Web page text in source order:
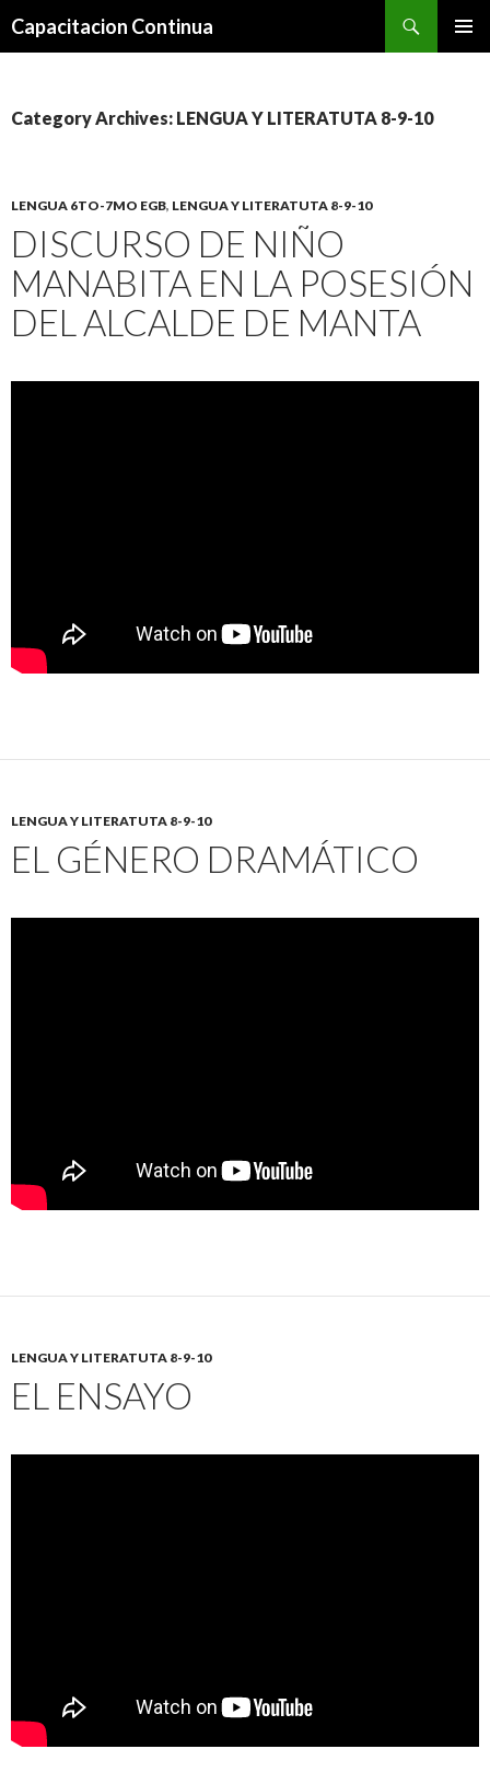
Capacitacion Continua
Category Archives: LENGUA Y LITERATUTA 8-9-10
LENGUA 6TO-7MO EGB, LENGUA Y LITERATUTA 8-9-10
DISCURSO DE NIÑO
MANABITA EN LA POSESIÓN
DEL ALCALDE DE MANTA
LENGUA Y LITERATUTA 8-9-10
EL GÉNERO DRAMÁTICO
LENGUA Y LITERATUTA 8-9-10
EL ENSAYO